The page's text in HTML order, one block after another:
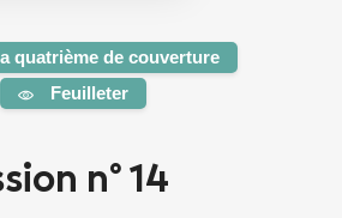
quatrième de couverture
Feuilleter
n° 14